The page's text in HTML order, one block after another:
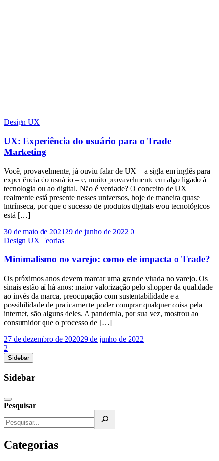
Design UX
UX: Experiência do usuário para o Trade
Marketing
Você, provavelmente, já ouviu falar de UX – a sigla em inglês para
experiência do usuário – e, muito provavelmente em algo ligado à
tecnologia ou ao digital. Não é verdade? O conceito de UX
realmente está presente nesses universos, hoje de maneira quase
intrínseca, por que o sucesso de produtos digitais e/ou tecnológicos
está […]
30 de maio de 2021 29 de junho de 2022 0
Design UX Teorias
Minimalismo no varejo: como ele impacta o Trade?
Os próximos anos devem marcar uma grande virada no varejo. Os
sinais estão aí há anos: maior valorização pelo shopper da qualidade
ao invés da marca, preocupação com sustentabilidade e a
possibilidade de praticamente poder comprar qualquer coisa pela
internet, são alguns deles. A pandemia, por sua vez, mostrou ao
consumidor que o processo de […]
27 de dezembro de 202029 de junho de 2022
2
Sidebar
Sidebar
Pesquisar
Categorias